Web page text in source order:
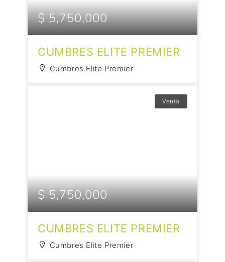
$ 5,750,000
CUMBRES ELITE PREMIER
Cumbres Elite Premier
Venta
$ 5,750,000
CUMBRES ELITE PREMIER
Cumbres Elite Premier